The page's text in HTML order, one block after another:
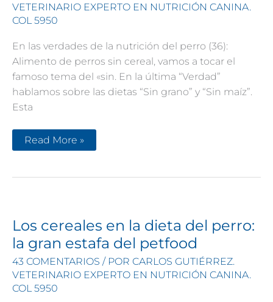
VETERINARIO EXPERTO EN NUTRICIÓN CANINA.
COL 5950
En las verdades de la nutrición del perro (36):
Alimento de perros sin cereal, vamos a tocar el
famoso tema del «sin. En la última “Verdad”
hablamos sobre las dietas “Sin grano” y “Sin maíz”.
Esta
Verdades
en
del
perro
sin
cereal
Read More »
Los cereales en la dieta del perro:
la gran estafa del petfood
43 COMENTARIOS / POR CARLOS GUTIÉRREZ.
VETERINARIO EXPERTO EN NUTRICIÓN CANINA.
COL 5950